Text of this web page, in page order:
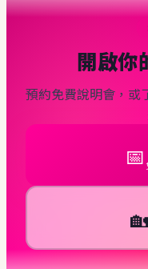
開啟你
預約免費說明會，或
📅